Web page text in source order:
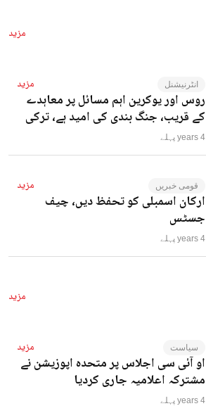
مزید
انٹرنیشنل مزید
روس اور یوکرین اہم مسائل پر معاہدے
کے قریب، جنگ بندی کی امید ہے، ترکی
4 years پہلے
قومی خبریں مزید
ارکان اسمبلی کو تحفظ دیں، چیف
جسٹس
4 years پہلے
مزید
سیاست مزید
او آئی سی اجلاس پر متحدہ اپوزیشن نے
مشترکہ اعلامیہ جاری کردیا
4 years پہلے